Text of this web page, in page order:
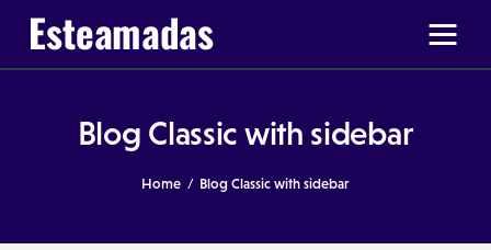
Blog Classic with sidebar
Home Blog Classic with sidebar